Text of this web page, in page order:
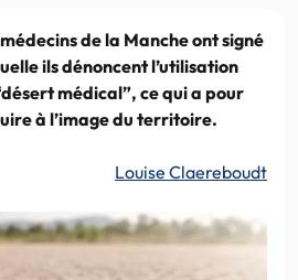
de la Manche ont signé
ils dénoncent l’utilisation
médical”, ce qui a pour
à l’image du territoire.
Louise Claereboudt